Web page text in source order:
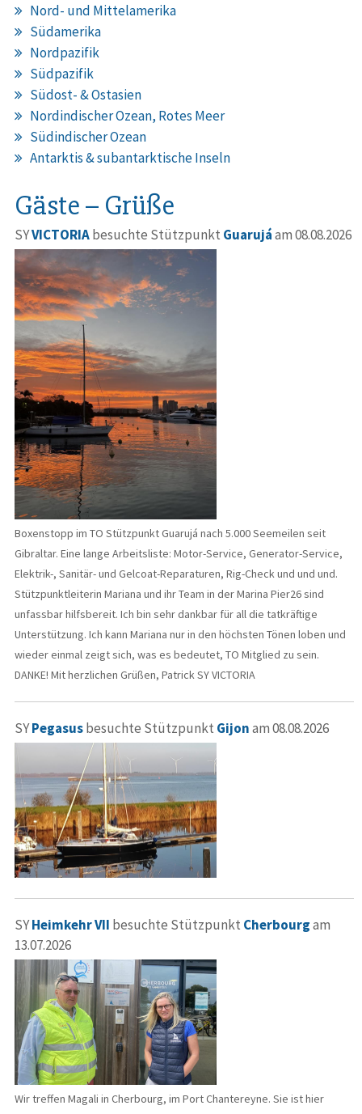
Nord- und Mittelamerika
Südamerika
Nordpazifik
Südpazifik
Südost- & Ostasien
Nordindischer Ozean, Rotes Meer
Südindischer Ozean
Antarktis & subantarktische Inseln
Gäste – Grüße
SYVICTORIAbesuchte Stützpunkt Guarujáam 08.08.2026
Boxenstopp im TO Stützpunkt Guarujá nach 5.000 Seemeilen seit
Gibraltar. Eine lange Arbeitsliste: Motor-Service, Generator-Service,
Elektrik-, Sanitär- und Gelcoat-Reparaturen, Rig-Check und und und.
Stützpunktleiterin Mariana und ihr Team in der Marina Pier26 sind
unfassbar hilfsbereit. Ich bin sehr dankbar für all die tatkräftige
Unterstützung. Ich kann Mariana nur in den höchsten Tönen loben und
wieder einmal zeigt sich, was es bedeutet, TO Mitglied zu sein.
DANKE! Mit herzlichen Grüßen, Patrick SY VICTORIA
SYPegasusbesuchte Stützpunkt Gijonam 08.08.2026
SYHeimkehr VII besuchte Stützpunkt Cherbourgam
13.07.2026
Wir treffen Magali in Cherbourg, im Port Chantereyne. Sie ist hier